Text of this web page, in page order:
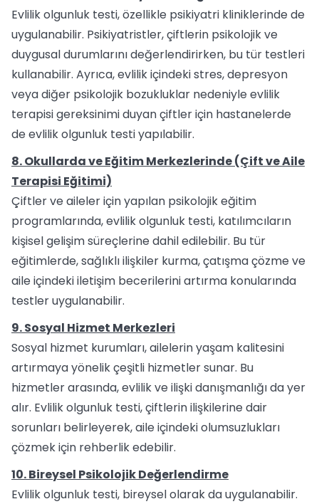
Evlilik olgunluk testi, özellikle psikiyatri kliniklerinde de
uygulanabilir. Psikiyatristler, çiftlerin psikolojik ve
duygusal durumlarını değerlendirirken, bu tür testleri
kullanabilir. Ayrıca, evlilik içindeki stres, depresyon
veya diğer psikolojik bozukluklar nedeniyle evlilik
terapisi gereksinimi duyan çiftler için hastanelerde
de evlilik olgunluk testi yapılabilir.
8. Okullarda ve Eğitim Merkezlerinde (Çift ve Aile
Terapisi Eğitimi)
Çiftler ve aileler için yapılan psikolojik eğitim
programlarında, evlilik olgunluk testi, katılımcıların
kişisel gelişim süreçlerine dahil edilebilir. Bu tür
eğitimlerde, sağlıklı ilişkiler kurma, çatışma çözme ve
aile içindeki iletişim becerilerini artırma konularında
testler uygulanabilir.
9. Sosyal Hizmet Merkezleri
Sosyal hizmet kurumları, ailelerin yaşam kalitesini
artırmaya yönelik çeşitli hizmetler sunar. Bu
hizmetler arasında, evlilik ve ilişki danışmanlığı da yer
alır. Evlilik olgunluk testi, çiftlerin ilişkilerine dair
sorunları belirleyerek, aile içindeki olumsuzlukları
çözmek için rehberlik edebilir.
10. Bireysel Psikolojik Değerlendirme
Evlilik olgunluk testi, bireysel olarak da uygulanabilir.